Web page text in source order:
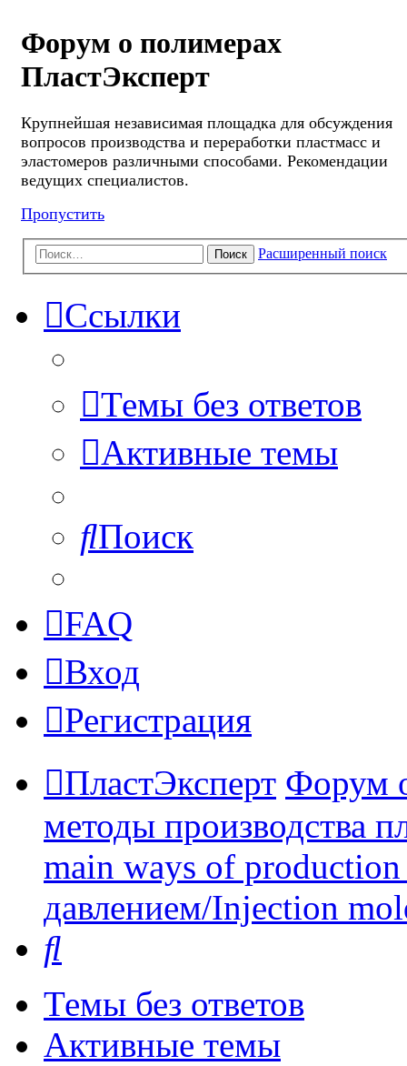
Форум о полимерах
ПластЭксперт
Крупнейшая независимая площадка для обсуждения
вопросов производства и переработки пластмасс и
эластомеров различными способами. Рекомендации
ведущих специалистов.
Пропустить
Поиск Расширенный поиск
Ссылки
Темы без ответов
Активные темы
Поиск
FAQ
Вход
Регистрация
ПластЭксперт Форум
методы производства
main ways of
давлением/Injection
Темы без ответов
Активные темы